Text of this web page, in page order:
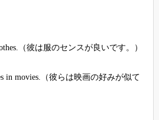
（彼は服のセンスが良いです。）
in movies.（彼らは映画の好みが似て